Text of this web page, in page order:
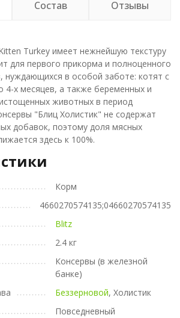
Состав Отзывы
Turkey имеет нежнейшую текстуру
для первого прикорма и полноценного
нуждающихся в особой заботе: котят с
4-х месяцев, а также беременных и
животных в период
"Блиц Холистик" не содержат
добавок, поэтому доля мясных
здесь к 100%.
Корм
4660270574135;04660270574135
Blitz
2.4 кг
Консервы (в железной
банке)
Беззерновой, Холистик
Повседневный